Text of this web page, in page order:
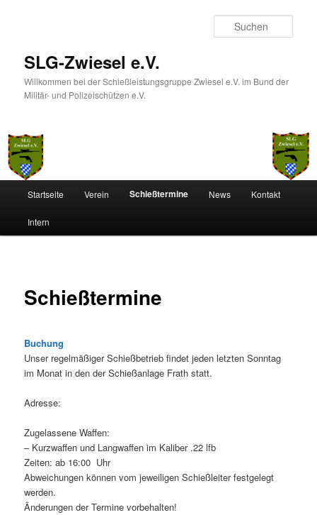
SLG-Zwiesel e.V.
Willkommen bei der Schießleistungsgruppe Zwiesel e.V. im Bund der
Militär- und Polizeischützen e.V.
Zum
Inhalt
Startseite Verein Schießtermine News Kontakt
Intern
Schießtermine
Buchung
Unser regelmäßiger Schießbetrieb findet jeden letzten Sonntag
im Monat in den der Schießanlage Frath statt.
Adresse:
Zugelassene Waffen:
– Kurzwaffen und Langwaffen im Kaliber .22 lfb
Zeiten: ab 16:00 Uhr
Abweichungen können vom jeweiligen Schießleiter festgelegt
werden.
Änderungen der Termine vorbehalten!